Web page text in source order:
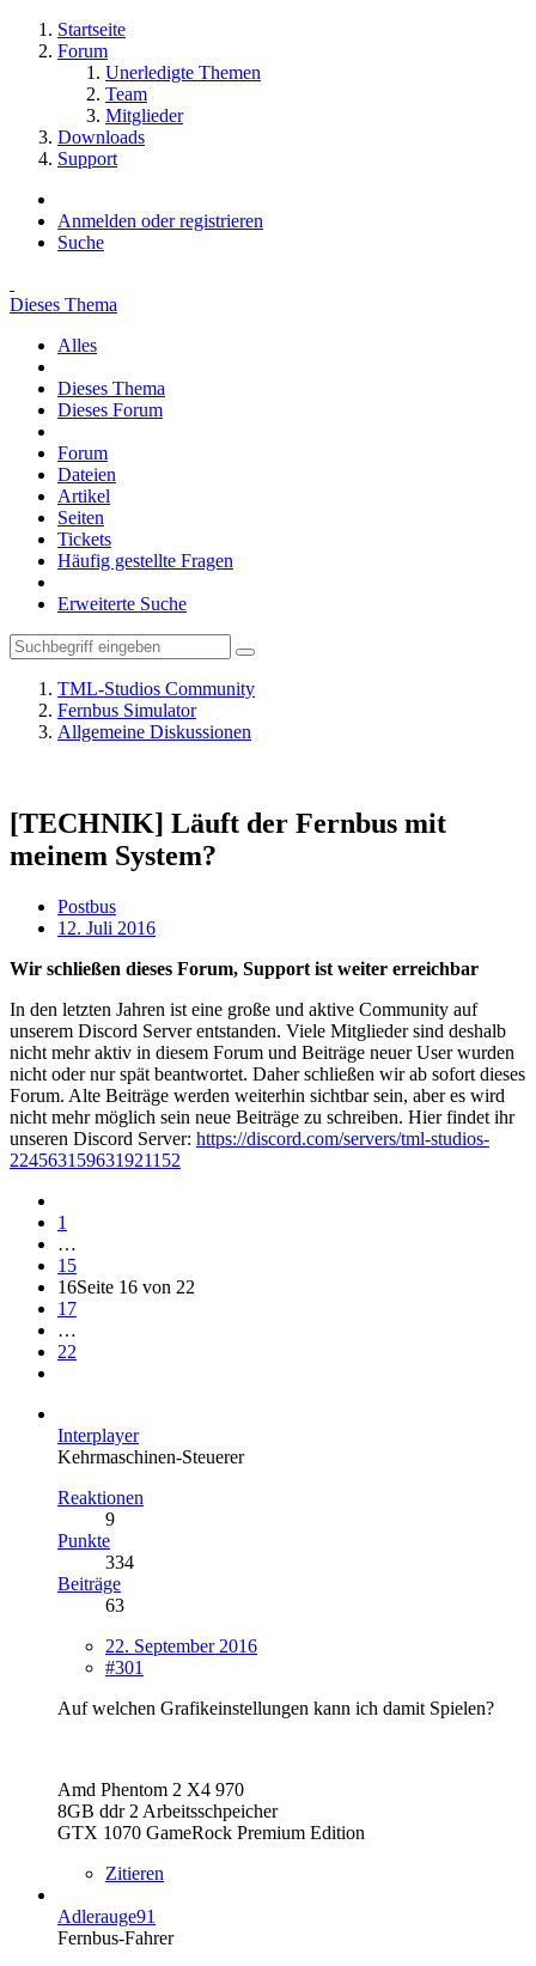
Startseite
Forum
Unerledigte Themen
Team
Mitglieder
Downloads
Support
Anmelden oder registrieren
Suche
Dieses Thema
Alles
Dieses Thema
Dieses Forum
Forum
Dateien
Artikel
Seiten
Tickets
Häufig gestellte Fragen
Erweiterte Suche
TML-Studios Community
Fernbus Simulator
Allgemeine Diskussionen
[TECHNIK] Läuft der Fernbus mit
meinem System?
Postbus
12. Juli 2016
Wir schließen dieses Forum, Support ist weiter erreichbar
In den letzten Jahren ist eine große und aktive Community auf
unserem Discord Server entstanden. Viele Mitglieder sind deshalb
nicht mehr aktiv in diesem Forum und Beiträge neuer User wurden
nicht oder nur spät beantwortet. Daher schließen wir ab sofort dieses
Forum. Alte Beiträge werden weiterhin sichtbar sein, aber es wird
nicht mehr möglich sein neue Beiträge zu schreiben. Hier findet ihr
unseren Discord Server: https://discord.com/servers/tml-studios-
224563159631921152
1
…
15
16Seite 16 von 22
17
…
22
Interplayer
Kehrmaschinen-Steuerer
Reaktionen
9
Punkte
334
Beiträge
63
22. September 2016
#301
Auf welchen Grafikeinstellungen kann ich damit Spielen?
Amd Phentom 2 X4 970
8GB ddr 2 Arbeitsschpeicher
GTX 1070 GameRock Premium Edition
Zitieren
Adlerauge91
Fernbus-Fahrer